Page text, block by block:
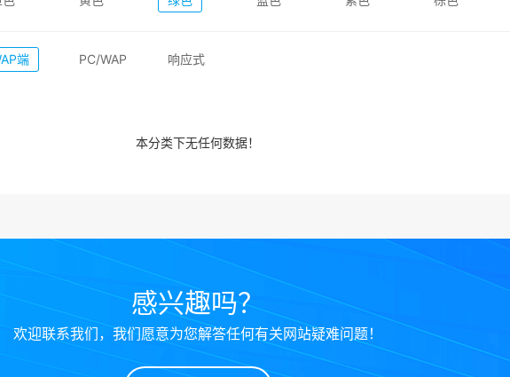
端 PC/WAP 响应式
本分类下无任何数据！
感兴趣吗？
欢迎联系我们，我们愿意为您解答任何有关网站疑难问题！